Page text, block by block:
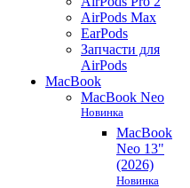
AirPods Max
EarPods
Запчасти для
AirPods
MacBook
MacBook Neo
Новинка
MacBook
Neo 13"
(2026)
Новинка